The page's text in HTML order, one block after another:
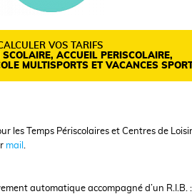
VOS TARIFS
SCOLAIRE, ACCUEIL PERISCOLAIRE,
MULTISPORTS ET VACANCES
les Temps Périscolaires et Centres de
mail.
automatique accompagné d’un R.I.B. :